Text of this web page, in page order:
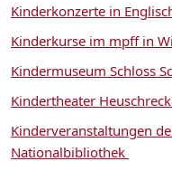
Kinderkonzerte in
Kinderkurse im mpff in
Kindermuseum Schloss
Kindertheater Heuschreck
Kinderveranstaltungen
Nationalbibliothek